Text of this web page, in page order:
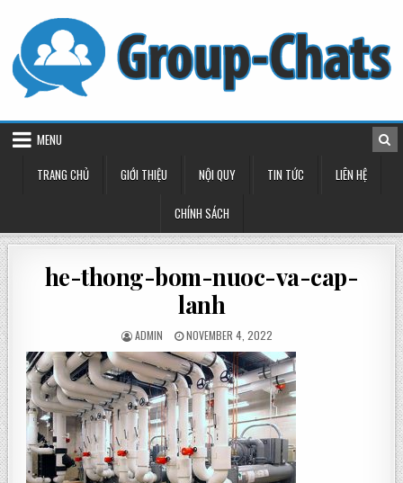
content
MENU
TRANG CHỦ
GIỚI THIỆU NỘI QUY TIN TỨC LIÊN HỆ
CHÍNH SÁCH
he-thong-bom-nuoc-va-cap-
lanh
POSTED
BY
ADMIN
POSTED
ON
NOVEMBER 4, 2022